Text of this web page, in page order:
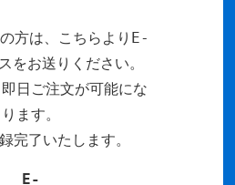
方は、こちらよりE-
お送りください。
日ご注文が可能にな
ります。
完了いたします。
E-